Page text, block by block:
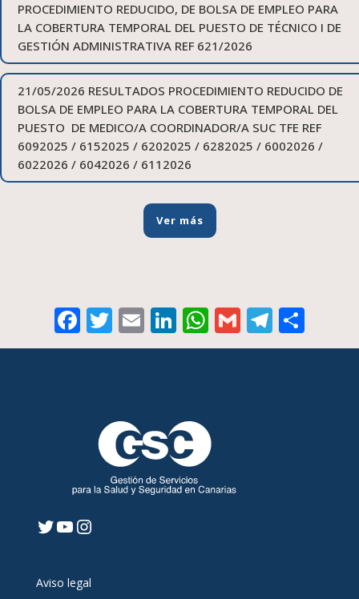
PROCEDIMIENTO REDUCIDO, DE BOLSA DE EMPLEO PARA
LA COBERTURA TEMPORAL DEL PUESTO DE TÉCNICO I DE
GESTIÓN ADMINISTRATIVA REF 621/2026
21/05/2026 RESULTADOS PROCEDIMIENTO REDUCIDO DE
BOLSA DE EMPLEO PARA LA COBERTURA TEMPORAL DEL
PUESTO DE MEDICO/A COORDINADOR/A SUC TFE REF
6092025 / 6152025 / 6202025 / 6282025 / 6002026 /
6022026 / 6042026 / 6112026
Ver más
Facebook
Twitter
EmailLinkedIn
WhatsApp
Gmail
Twitter
YouTube
Instagram
Aviso legal